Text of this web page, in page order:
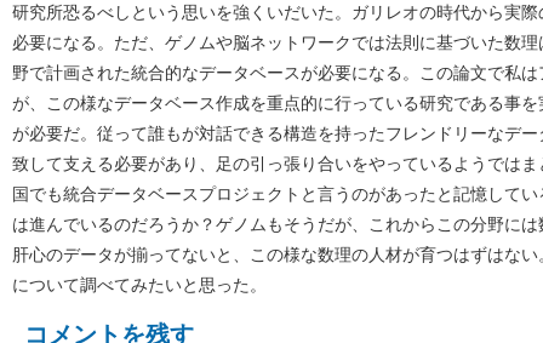
研究所恐るべしという思いを強くいだいた。ガリレオの時代から実
必要になる。ただ、ゲノムや脳ネットワークでは法則に基づいた数
野で計画された統合的なデータベースが必要になる。この論文で私
が、この様なデータベース作成を重点的に行っている研究である事
が必要だ。従って誰もが対話できる構造を持ったフレンドリーなデ
致して支える必要があり、足の引っ張り合いをやっているようでは
国でも統合データベースプロジェクトと言うのがあったと記憶して
は進んでいるのだろうか？ゲノムもそうだが、これからこの分野に
肝心のデータが揃ってないと、この様な数理の人材が育つはずはな
について調べてみたいと思った。
コメントを残す